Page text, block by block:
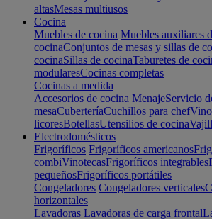
altasMesas multiusos
Cocina
Muebles de cocina Muebles auxiliares
cocinaConjuntos de mesas y sillas de
cocinaSillas de cocinaTaburetes de
modularesCocinas completas
Cocinas a medida
Accesorios de cocina MenajeServicio
mesaCuberteríaCuchillos para chef
licoresBotellasUtensilios de cocina
Electrodomésticos
Frigoríficos Frigoríficos americanos
combiVinotecasFrigoríficos integrables
pequeñosFrigoríficos portátiles
Congeladores Congeladores verticales
horizontales
Lavadoras Lavadoras de carga frontal